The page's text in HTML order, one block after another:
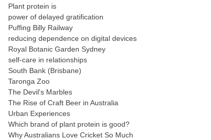
Plant protein is
power of delayed gratification
Puffing Billy Railway
reducing dependence on digital devices
Royal Botanic Garden Sydney
self-care in relationships
South Bank (Brisbane)
Taronga Zoo
The Devil's Marbles
The Rise of Craft Beer in Australia
Urban Experiences
Which brand of plant protein is good?
Why Australians Love Cricket So Much